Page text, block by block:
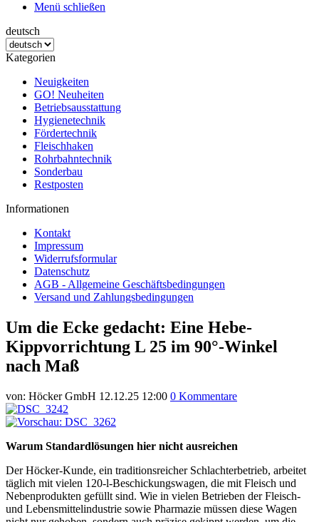
Menü schließen
deutsch
Kategorien
Neuigkeiten
GO! Neuheiten
Betriebsausstattung
Hygienetechnik
Fördertechnik
Fleischhaken
Rohrbahntechnik
Sonderbau
Restposten
Informationen
Kontakt
Impressum
Widerrufsformular
Datenschutz
AGB - Allgemeine Geschäftsbedingungen
Versand und Zahlungsbedingungen
Um die Ecke gedacht: Eine Hebe-
Kippvorrichtung L 25 im 90°-Winkel
nach Maß
von: Höcker GmbH 12.12.25 12:00 0 Kommentare
Warum Standardlösungen hier nicht ausreichen
Der Höcker-Kunde, ein traditionsreicher Schlachterbetrieb, arbeitet
täglich mit vielen 120-l-Beschickungswagen, die mit Fleisch und
Nebenprodukten gefüllt sind. Wie in vielen Betrieben der Fleisch-
und Lebensmittelindustrie sowie Pharmazie müssen diese Wagen